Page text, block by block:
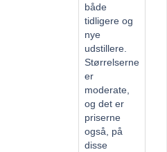
både
tidligere og
nye
udstillere.
Størrelserne
er
moderate,
og det er
priserne
også, på
disse